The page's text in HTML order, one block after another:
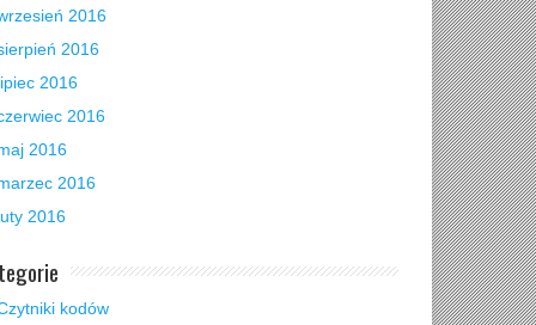
2016
2016
2016
2016
2016
2016
2016
kodów